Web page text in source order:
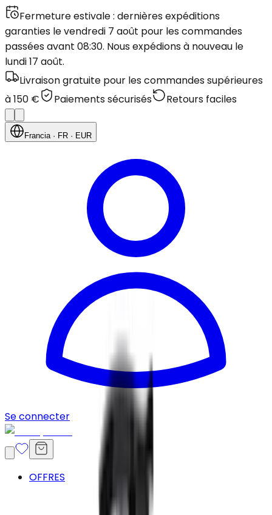
Fermeture estivale : dernières expéditions
garanties le vendredi 7 août pour les commandes
passées avant 08:30. Nous expédions à nouveau le
lundi 17 août.
Livraison gratuite pour les commandes supérieures
à 150 €
Paiements sécurisés Retours faciles
Francia· FR · EUR
Se connecter
OFFRES